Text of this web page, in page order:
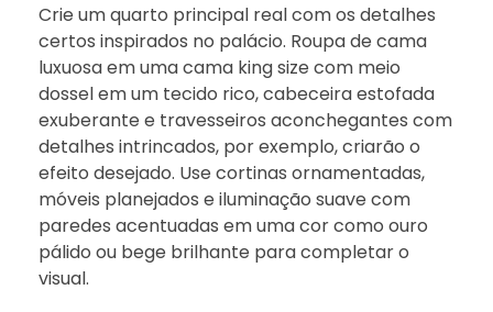
Crie um quarto principal real com os detalhes
certos inspirados no palácio. Roupa de cama
luxuosa em uma cama king size com meio
dossel em um tecido rico, cabeceira estofada
exuberante e travesseiros aconchegantes com
detalhes intrincados, por exemplo, criarão o
efeito desejado. Use cortinas ornamentadas,
móveis planejados e iluminação suave com
paredes acentuadas em uma cor como ouro
pálido ou bege brilhante para completar o
visual.